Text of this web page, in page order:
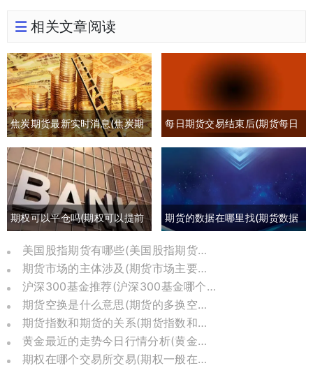
相关文章阅读
焦炭期货最新实时消息(焦炭期
货最新行情分析)
每日期货交易结束后(期货每日
交易时间)
期权可以平仓吗(期权可以提前
平仓吗有盈利吗)
期货的数据在哪里找(期货数据
哪里可以找)
美国股指期货有哪些(美国股指期货是哪个交易所)
期货市场的主体涉及(期货市场主要参与者包括)
沪深300基金推荐(沪深300基金哪个比较好)
期货空换是什么意思(期货的多换空换是什么意思)
期货指数和期货的关系(期货指数和价格关系)
黄金最近的走势今日行情分析(黄金最新走势分析今天)
期权在哪个交易所交易(期权一般在哪里交易)